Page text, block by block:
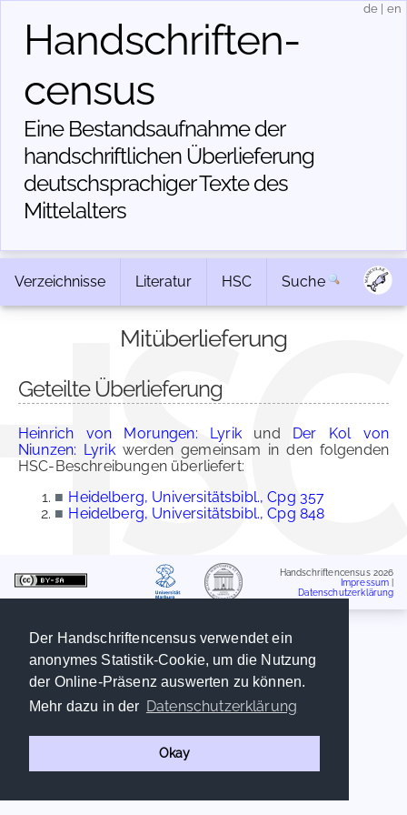
Der Handschriftencensus verwendet ein
anonymes Statistik-Cookie, um die Nutzung
der Online-Präsenz auswerten zu können.
Mehr dazu in der Datenschutzerklärung
Okay
Handschriften­
census
Eine Bestandsaufnahme der
handschriftlichen Über­lieferung
deutschsprachiger Texte des
Mittelalters
de en
Verzeichnisse Literatur HSC Suche
Mitüberlieferung
Geteilte Überlieferung
Heinrich von Morungen: Lyrikund Der Kol von
Niunzen: Lyrikwerden gemeinsam in den folgenden
HSC-Beschreibungen überliefert:
■ Heidelberg, Universitätsbibl., Cpg 357
■ Heidelberg, Universitätsbibl., Cpg 848
Handschriftencensus 2026
Impressum
Datenschutzerklärung